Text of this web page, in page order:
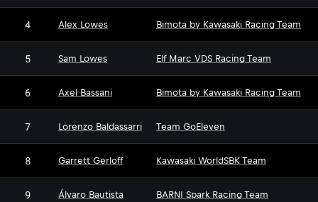
4 Alex Lowes Bimota by Kawasaki Racing Team
5 Sam Lowes Elf Marc VDS Racing Team
6 Axel Bassani Bimota by Kawasaki Racing Team
7 Lorenzo Baldassarri Team GoEleven
8 Garrett Gerloff Kawasaki WorldSBK Team
9 Álvaro Bautista BARNI Spark Racing Team